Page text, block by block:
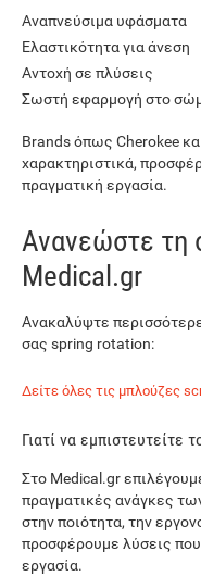
Αναπνεύσιμα υφάσματα
Ελαστικότητα για άνεση
Αντοχή σε πλύσεις
Σωστή εφαρμογή στο
Brands όπως Cherokee
χαρακτηριστικά,
πραγματική εργασία.
Ανανεώστε τη
Medical.gr
Ανακαλύψτε
σας spring rotation:
Δείτε όλες τις μπλούζες
Γιατί να εμπιστευτείτε
Στο Medical.gr
πραγματικές ανάγκες
στην ποιότητα, την
προσφέρουμε λύσεις
εργασία.